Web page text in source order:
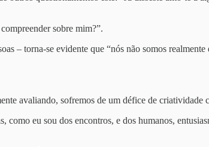
sobre mim?”.
– torna-se evidente que “nós não somos realmente
avaliando, sofremos de um défice de
eu sou dos encontros, e dos humanos,